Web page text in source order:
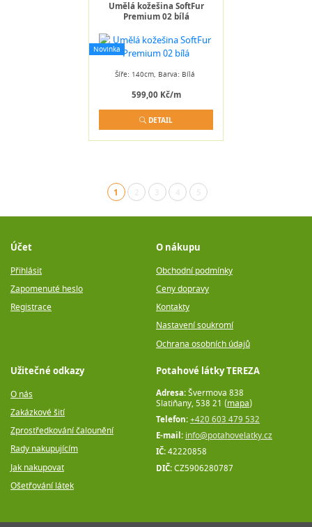
Umělá kožešina SoftFur
Premium 02 bílá
Novinka
Šíře: 140cm, Barva: Bílá
599,00 Kč/m
DETAIL
1(aktuální)
Potahové látky TEREZA
Adresa: Švermova 838
Slatiňany, 538 21 (mapa)
Telefon: +420 603 479 532
E-mail: info@potahovelatky.cz
IČ: 42220858
DIČ: CZ5906280787
Účet
Přihlásit
Zapomenuté heslo
Registrace
O nákupu
Obchodní podmínky
Ceny dopravy
Kontakty
Nastavení soukromí
Ochrana osobních údajů
Užitečné odkazy
O nás
Zakázkové šití
Zprostředkování čalounění
Rady nakupujícím
Jak nakupovat
Ošetřování látek